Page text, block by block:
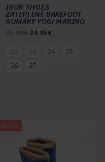
IGOR SHOES
ZATEPLENÉ BAREFOOT
GUMÁKY YOGI MARINO
Pôvodná
bola:
24.95€
je:
22 23 24
25
26
27
Akcia